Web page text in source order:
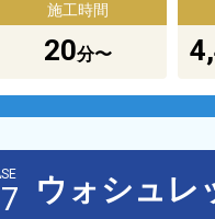
施工時間
20分〜
ウォシュレ